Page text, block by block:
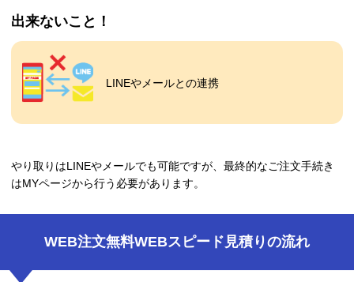
出来ないこと！
LINEやメールとの連携
やり取りはLINEやメールでも可能ですが、最終的なご注文手続き
はMYページから行う必要があります。
WEB注文無料WEBスピード見積りの流れ